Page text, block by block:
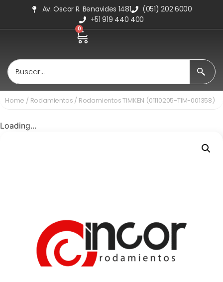
Av. Oscar R. Benavides 1481
(051) 202 6000
+51 919 440 400
0
Home / Rodamientos / Rodamientos TIMKEN (01110205-TIM-001358)
Loading...